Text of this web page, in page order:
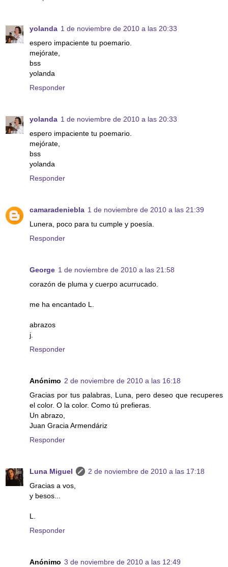
yolanda 1 de noviembre de 2010 a las 20:33
espero impaciente tu poemario.
mejórate,
bss
yolanda
Responder
yolanda 1 de noviembre de 2010 a las 20:33
espero impaciente tu poemario.
mejórate,
bss
yolanda
Responder
camaradeniebla 1 de noviembre de 2010 a las 21:39
Lunera, poco para tu cumple y poesía.
Responder
George 1 de noviembre de 2010 a las 21:58
corazón de pluma y cuerpo acurrucado.
me ha encantado L.
abrazos
j.
Responder
Anónimo 2 de noviembre de 2010 a las 16:18
Gracias por tus palabras, Luna, pero deseo que recuperes
el color. O la color. Como tú prefieras.
Un abrazo,
Juan Gracia Armendáriz
Responder
Luna Miguel
2 de noviembre de 2010 a las 17:18
Gracias a vos,
y besos...
L.
Responder
Anónimo 3 de noviembre de 2010 a las 12:49